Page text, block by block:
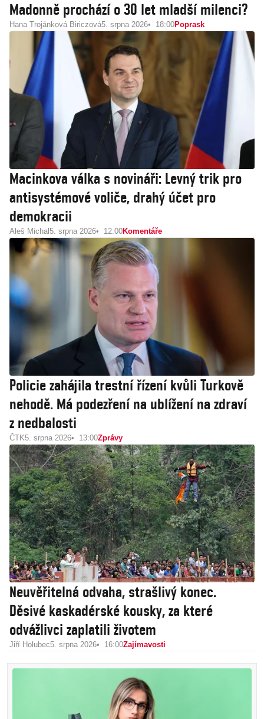
Madonně prochází o 30 let mladší milenci?
Hana Trojánková Biriczová5. srpna 2026 18:00Poprask
Macinkova válka s novináři: Levný trik pro
antisystémové voliče, drahý účet pro
demokracii
Aleš Michal 5. srpna 2026 12:00Komentáře
Policie zahájila trestní řízení kvůli Turkově
nehodě. Má podezření na ublížení na zdraví
z nedbalosti
ČTK5. srpna 2026 13:00Zprávy
Neuvěřitelná odvaha, strašlivý konec.
Děsivé kaskadérské kousky, za které
odvážlivci zaplatili životem
Jiří Holubec5. srpna 2026 16:00Zajímavosti